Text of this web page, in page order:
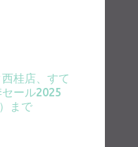
桂店、すて
セール2025
まで